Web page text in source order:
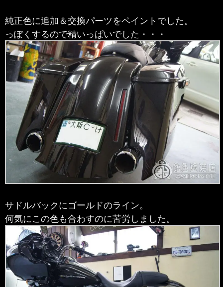
純正色に追加＆交換パーツをペイントでした。
っぽくするので精いっぱいでした・・・
サドルバックにゴールドのライン。
何気にこの色も合わすのに苦労しました。